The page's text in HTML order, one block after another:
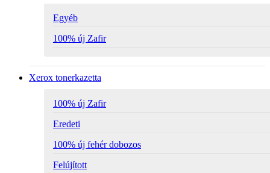
Egyéb
100% új Zafir
Xerox tonerkazetta
100% új Zafir
Eredeti
100% új fehér dobozos
Felújított